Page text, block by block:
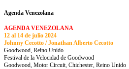
Agenda Venezolana
AGENDA VENEZOLANA
12 al 14 de julio 2024
Johnny Cecotto / Jonathan Alberto Cecotto
Goodwood, Reino Unido
Festival de la Velocidad de Goodwood
Goodwood, Motor Circuit, Chichester, Reino Unido